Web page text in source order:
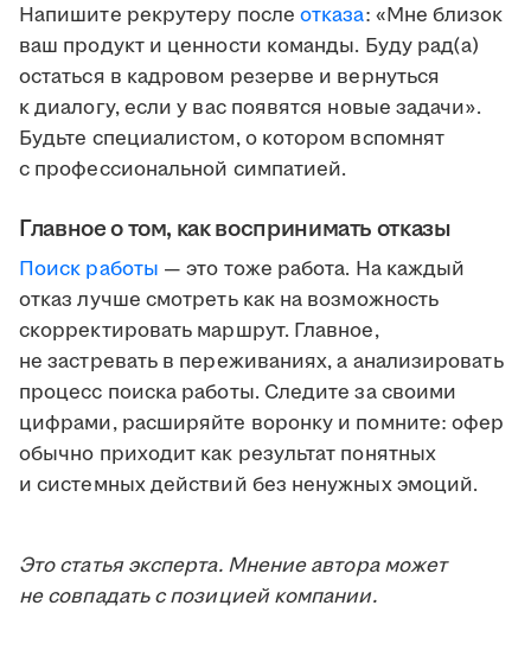
Напишите рекрутеру послеотказа: «Мне близок
ваш продукт и ценности команды. Буду рад(а)
остаться в кадровом резерве и вернуться
к диалогу, если у вас появятся новые задачи».
Будьте специалистом, о котором вспомнят
с профессиональной симпатией.
Главное о том, как воспринимать отказы
Поиск работы — это тоже работа. На каждый
отказ лучше смотреть как на возможность
скорректировать маршрут. Главное,
не застревать в переживаниях, а анализировать
процесс поиска работы. Следите за своими
цифрами, расширяйте воронку и помните: офер
обычно приходит как результат понятных
и системных действий без ненужных эмоций.
Это статья эксперта. Мнение автора может
не совпадать с позицией компании.